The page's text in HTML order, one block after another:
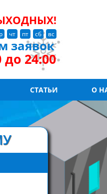
чт пт сб вс
заявок
до 24:00
СТАТЬИ О